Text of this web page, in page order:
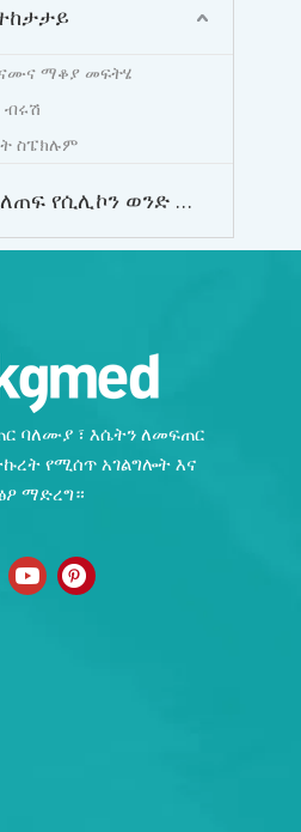
ማቆያ መፍትሄ
ብሩሽ
ስፔክሉም
ራስን የሚለጠፍ የሲሊኮን ወንድ ውጫዊ ካቴተር
ባለሙያ ፣ እሴትን ለመፍጠር
የሚሰጥ አገልግሎት እና
ማድረግ።